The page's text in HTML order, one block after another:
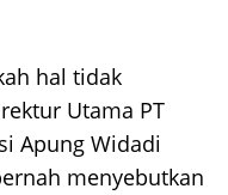
hal tidak
Utama PT
Apung Widadi
menyebutkan